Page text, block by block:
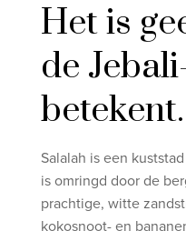
Bekijk alle thema's
Het is
de
betekent.
Salalah is een
is omringd door de
prachtige, witte
kokosnoot- en